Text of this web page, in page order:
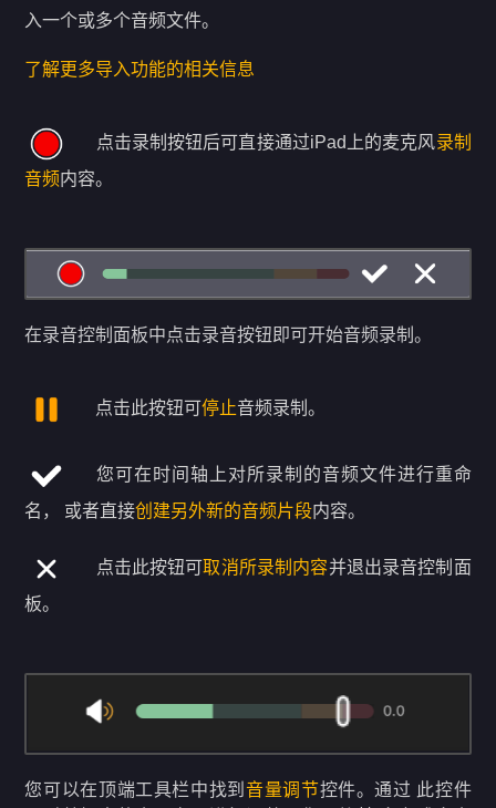
入一个或多个音频文件。
了解更多导入功能的相关信息
点击录制按钮后可直接通过iPad上的麦克风录制
音频内容。
在录音控制面板中点击录音按钮即可开始音频录制。
点击此按钮可停止音频录制。
您可在时间轴上对所录制的音频文件进行重命
名， 或者直接创建另外新的音频片段内容。
点击此按钮可取消所录制内容并退出录音控制面
板。
您可以在顶端工具栏中找到 音量调节控件。通过 此控件